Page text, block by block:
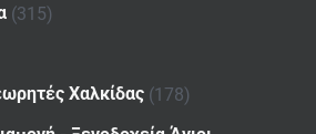
(315)
Χαλκίδας (178)